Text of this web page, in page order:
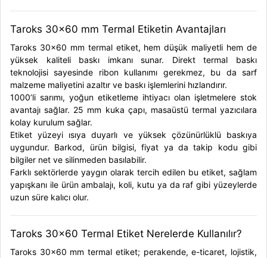
Taroks 30x60 mm Termal Etiketin Avantajları
Taroks 30x60 mm termal etiket, hem düşük maliyetli hem de
yüksek kaliteli baskı imkanı sunar. Direkt termal baskı
teknolojisi sayesinde ribon kullanımı gerekmez, bu da sarf
malzeme maliyetini azaltır ve baskı işlemlerini hızlandırır.
1000’li sarımı, yoğun etiketleme ihtiyacı olan işletmelere stok
avantajı sağlar. 25 mm kuka çapı, masaüstü termal yazıcılara
kolay kurulum sağlar.
Etiket yüzeyi ısıya duyarlı ve yüksek çözünürlüklü baskıya
uygundur. Barkod, ürün bilgisi, fiyat ya da takip kodu gibi
bilgiler net ve silinmeden basılabilir.
Farklı sektörlerde yaygın olarak tercih edilen bu etiket, sağlam
yapışkanı ile ürün ambalajı, koli, kutu ya da raf gibi yüzeylerde
uzun süre kalıcı olur.
Taroks 30x60 Termal Etiket Nerelerde Kullanılır?
Taroks 30x60 mm termal etiket; perakende, e-ticaret, lojistik,